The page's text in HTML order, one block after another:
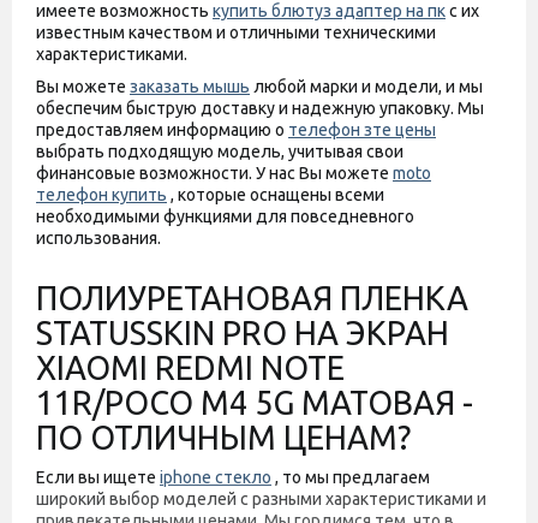
имеете возможность купить блютуз адаптер на пкс их
известным качеством и отличными техническими
характеристиками.
Вы можете заказать мышь любой марки и модели, и мы
обеспечим быструю доставку и надежную упаковку. Мы
предоставляем информацию о телефон зте цены
выбрать подходящую модель, учитывая свои
финансовые возможности. У нас Вы можете moto
телефон купить , которые оснащены всеми
необходимыми функциями для повседневного
использования.
ПОЛИУРЕТАНОВАЯ ПЛЕНКА
STATUSSKIN PRO НА ЭКРАН
XIAOMI REDMI NOTE
11R/POCO M4 5G МАТОВАЯ -
ПО ОТЛИЧНЫМ ЦЕНАМ?
Если вы ищете iphone стекло , то мы предлагаем
широкий выбор моделей с разными характеристиками и